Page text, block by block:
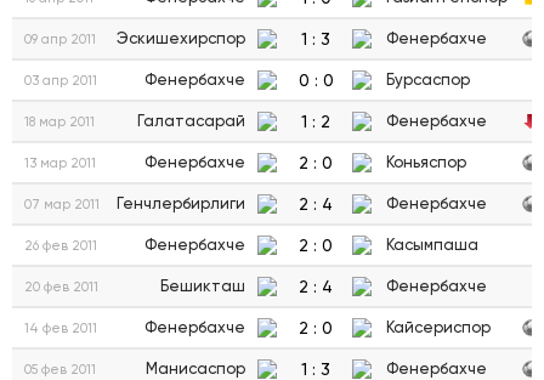
09 апр 2011 Эскишехирспор 1 : 3 Фенербахче
03 апр 2011 Фенербахче 0 : 0 Бурсаспор
18 мар 2011 Галатасарай 1 : 2 Фенербахче
13 мар 2011 Фенербахче 2 : 0 Коньяспор
07 мар 2011 Генчлербирлиги 2 : 4 Фенербахче
26 фев 2011 Фенербахче 2 : 0 Касымпаша
20 фев 2011 Бешикташ 2 : 4 Фенербахче
14 фев 2011 Фенербахче 2 : 0 Кайсериспор
05 фев 2011 Манисаспор 1 : 3 Фенербахче